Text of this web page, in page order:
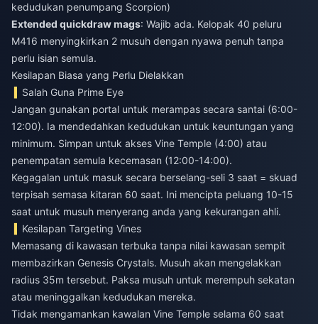
kedudukan penumpang Scorpion)
Extended quickdraw mags: Wajib ada. Kelopak 40 peluru
M416 menyingkirkan 2 musuh dengan nyawa penuh tanpa
perlu isian semula.
Kesilapan Biasa yang Perlu Dielakkan
Salah Guna Prime Eye
Jangan gunakan portal untuk merampas secara santai (6:00-
12:00). Ia mendedahkan kedudukan untuk keuntungan yang
minimum. Simpan untuk akses Vine Temple (4:00) atau
penempatan semula kecemasan (12:00-14:00).
Kegagalan untuk masuk secara berselang-seli 3 saat = skuad
terpisah semasa kitaran 60 saat. Ini mencipta peluang 10-15
saat untuk musuh menyerang anda yang kekurangan ahli.
Kesilapan Targeting Vines
Memasang di kawasan terbuka tanpa nilai kawasan sempit
membazirkan Genesis Crystals. Musuh akan mengelakkan
radius 35m tersebut. Paksa musuh untuk merempuh sekatan
atau meninggalkan kedudukan mereka.
Tidak mengamankan kawalan Vine Temple selama 60 saat